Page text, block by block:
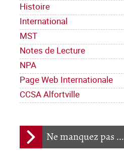
Histoire
International
MST
Notes de Lecture
NPA
Page Web Internationale
CCSA Alfortville
Ne manquez pas ...